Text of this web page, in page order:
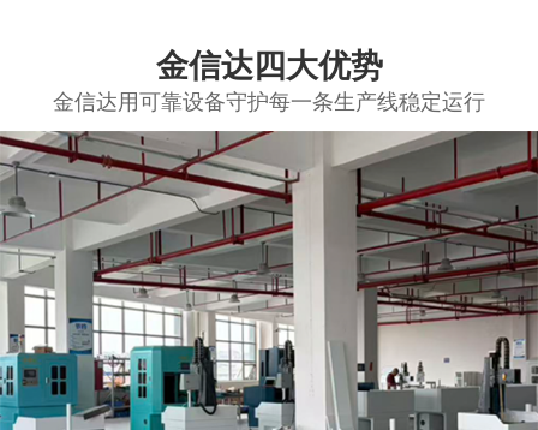
金信达四大优势
金信达用可靠设备守护每一条生产线稳定运行